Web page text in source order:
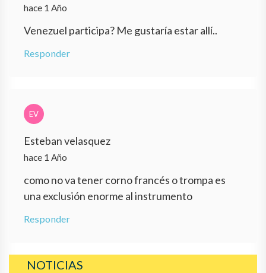
hace 1 Año
Venezuel participa? Me gustaría estar allí..
Responder
EV
Esteban velasquez
hace 1 Año
como no va tener corno francés o trompa es
una exclusión enorme al instrumento
Responder
NOTICIAS